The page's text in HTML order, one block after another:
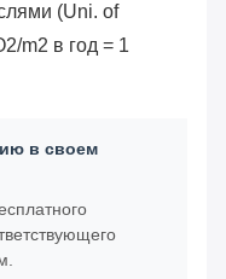
(Uni. of
m2 в год = 1
в своем